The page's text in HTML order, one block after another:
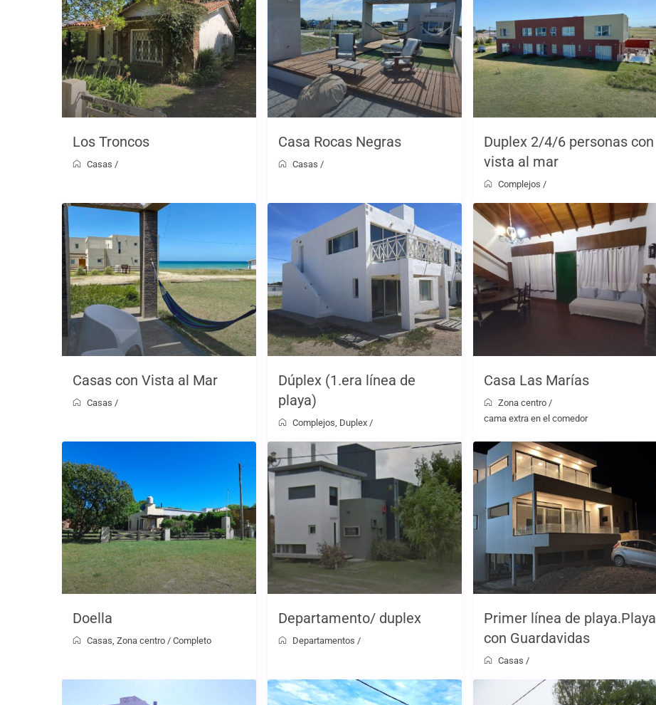
Los Troncos
Casas /
Casa Rocas Negras
Casas /
Duplex 2/4/6 personas con
vista al mar
Complejos /
Casas con Vista al Mar
Casas /
Dúplex (1.era línea de
playa)
Complejos Duplex /
Casa Las Marías
Zona centro /
cama extra en el comedor
Doella
Casas Zona centro / Completo
Departamento/ duplex
Departamentos /
Primer línea de playa.Playa
con Guardavidas
Casas /